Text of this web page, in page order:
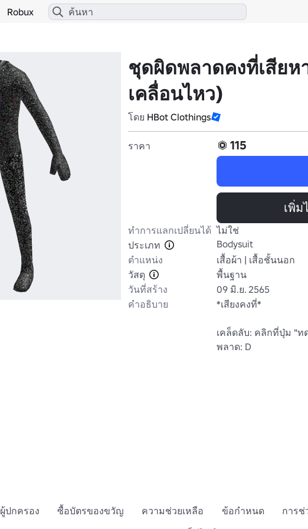
Robux
ชุดผิดพลาดคงที่เสียห
เคลื่อนไหว)
โดย HBot Clothings
ราคา
115
เพิ่ม
ทำการแลกเปลี่ยนได้ ไม่ใช่
ประเภท
Bodysuit
ตำแหน่ง
เสื้อผ้า | เสื้อชั้นนอก
วัสดุ
พื้นฐาน
วันที่สร้าง
09 มิ.ย. 2565
คำอธิบาย
*เสียงคงที่*
เคล็ดลับ: คลิกที่ปุ่ม "ท
พลาด: D
ผู้ปกครอง ซื้อบัตรของขวัญ ความช่วยเหลือ ข้อกำหนด การช่